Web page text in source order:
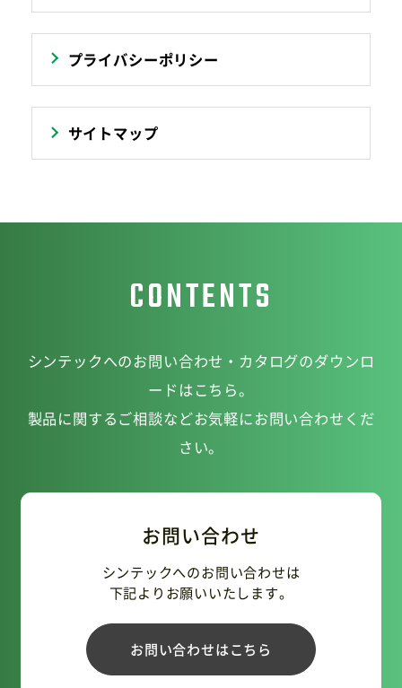
プライバシーポリシー
サイトマップ
CONTENTS
シンテックへのお問い合わせ・カタログのダウンロ
ードはこちら。
製品に関するご相談などお気軽にお問い合わせくだ
さい。
お問い合わせ
シンテックへのお問い合わせは
下記よりお願いいたします。
お問い合わせはこちら